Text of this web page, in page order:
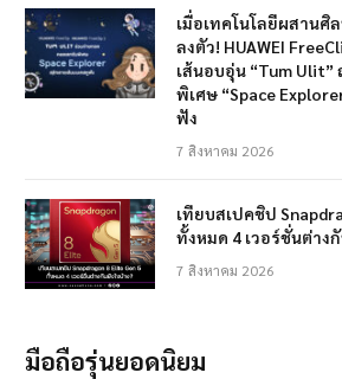
เมื่อเทคโนโลยีผสานศิ
ลงตัว! HUAWEI
เส้นอบอุ่น “Tum
พิเศษ “Space
ฟัง
7 สิงหาคม 2026
เทียบสเปคชิป
ทั้งหมด 4 เวอร์ชั่นต่างกั
7 สิงหาคม 2026
มือถือรุ่นยอดนิยม